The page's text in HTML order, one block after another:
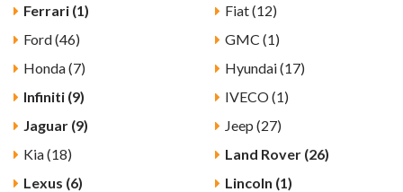
Ferrari (1)
Fiat (12)
Ford (46)
GMC (1)
Honda (7)
Hyundai (17)
Infiniti (9)
IVECO (1)
Jaguar (9)
Jeep (27)
Kia (18)
Land Rover (26)
Lexus (6)
Lincoln (1)